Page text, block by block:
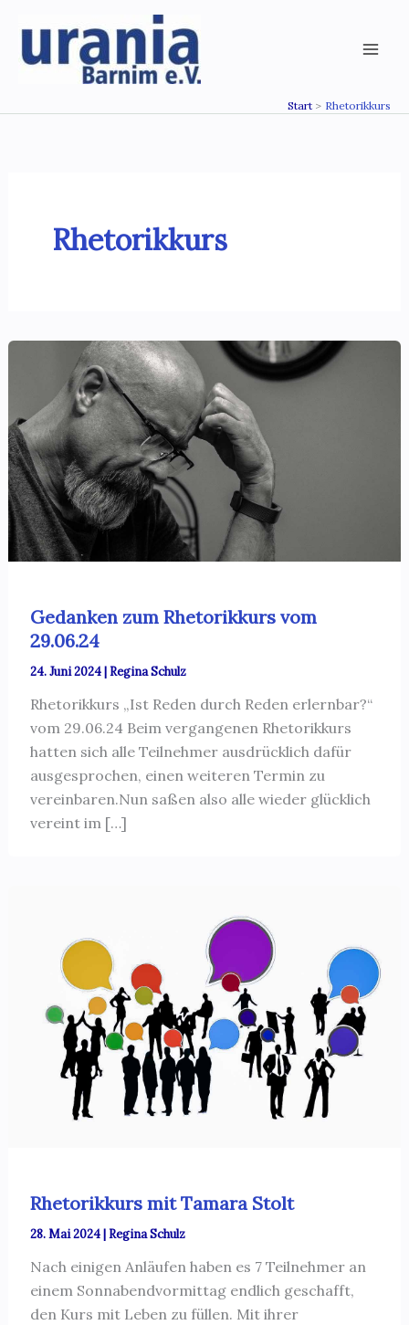
Inhalt
springen
Start Rhetorikkurs
Rhetorikkurs
Gedanken zum Rhetorikkurs vom
29.06.24
24. Juni 2024|Regina Schulz
Rhetorikkurs „Ist Reden durch Reden erlernbar?“
vom 29.06.24 Beim vergangenen Rhetorikkurs
hatten sich alle Teilnehmer ausdrücklich dafür
ausgesprochen, einen weiteren Termin zu
vereinbaren.Nun saßen also alle wieder glücklich
vereint im […]
Rhetorikkurs mit Tamara Stolt
28. Mai 2024 Regina Schulz
Nach einigen Anläufen haben es 7 Teilnehmer an
einem Sonnabendvormittag endlich geschafft,
den Kurs mit Leben zu füllen. Mit ihrer